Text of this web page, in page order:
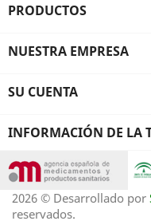
PRODUCTOS
NUESTRA EMPRESA
SU CUENTA
INFORMACIÓN DE LA
2026 © Desarrollado por
reservados.